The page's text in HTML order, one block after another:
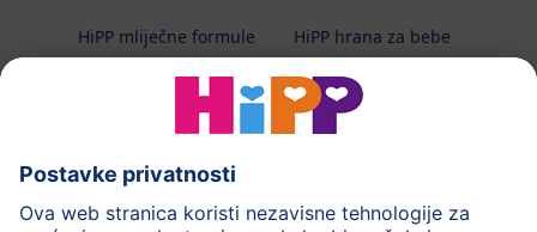
HiPP mliječne formule
HiPP hrana za bebe
HiPP njega
HiPP trudnoća
Terapeutska dijeta
Zaštita podataka i upute za korištenj
Uvjeti korištenja
Impressum Kontakt